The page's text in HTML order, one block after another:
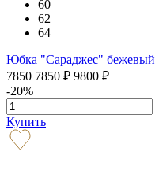
60
62
64
Юбка "Сараджес" бежевый
7850 7850 ₽ 9800 ₽
-20%
Купить